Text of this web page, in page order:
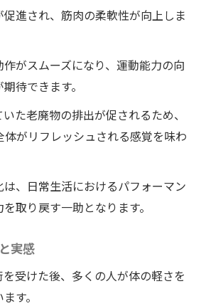
進され、筋肉の柔軟性が向上しま
がスムーズになり、運動能力の向
待できます。
た老廃物の排出が促されるため、
がリフレッシュされる感覚を味わ
は、日常生活におけるパフォーマン
取り戻す一助となります。
実感
受けた後、多くの人が体の軽さを
す。